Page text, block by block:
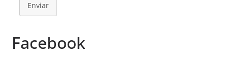
Enviar
Facebook